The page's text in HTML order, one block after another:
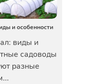
и особенности
виды и
садоводы
разные